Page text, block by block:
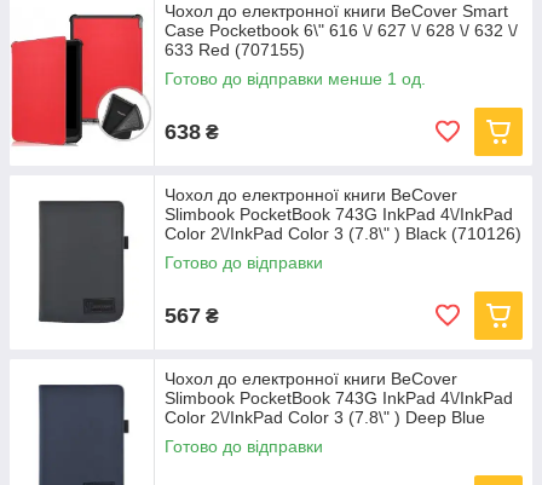
Чохол до електронної книги BeCover Smart
Case Pocketbook 6\" 616 \/ 627 \/ 628 \/ 632 \/
633 Red (707155)
Готово до відправки менше 1 од.
638 ₴
Чохол до електронної книги BeCover
Slimbook PocketBook 743G InkPad 4\/InkPad
Color 2\/InkPad Color 3 (7.8\" ) Black (710126)
Готово до відправки
567 ₴
Чохол до електронної книги BeCover
Slimbook PocketBook 743G InkPad 4\/InkPad
Color 2\/InkPad Color 3 (7.8\" ) Deep Blue
(710127)
Готово до відправки